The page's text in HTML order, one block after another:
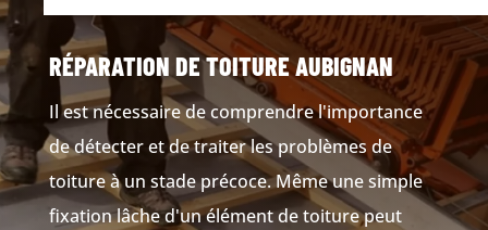
RÉPARATION DE TOITURE AUBIGNAN
Il est nécessaire de comprendre l'importance
de détecter et de traiter les problèmes de
toiture à un stade précoce. Même une simple
fixation lâche d'un élément de toiture peut